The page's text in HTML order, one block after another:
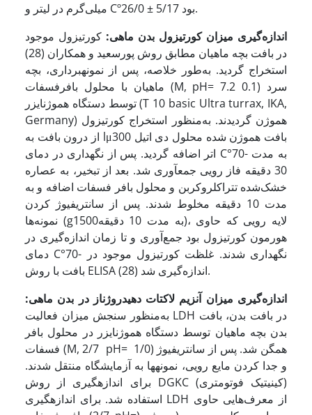
میلی‌گرم در لیتر و Cº26/0 ± 5/17 بود.
اندازه‌گیری میزان کورتیزول بدن ماهی: کورتیزول موجود
در بافت بچه ماهیان مطابق روش پورسعید و همکاران (28)
استخراج گردید. به‌طور خلاصه، پس از نمونه­برداری، بچه
ماهیان با محلول بافرفسفات (M, pH= 7.2 0.1) سرد
توسط دستگاه هموژنایزر (T 10 basic Ultra turrax, IKA,
Germany) هموژن گردیدند. به‌منظور استخراج کورتیزول
از درون بافت به lμ300 بافت هموژن شده محلول دی اتیل
اتر اضافه گردید. پس از نگهداری در دمای C°70- به مدت
30 دقیقه فاز رویی جمع­آوری شد. بعد از تبخیر، به عصاره
خشک‌شده تتراکلروکربن و محلول بافر فسفات اضافه و به
مدت 10 دقیقه مخلوط شدند. پس از سانتریفیوژ کردن
نمونه‌ها (g1500به مدت 10 دقیقه)، لایه رویی که حاوی
هورمون کورتیزول بود جمع‌آوری و تا زمان اندازه‌گیری در
دمای C°70- نگهداری شدند. غلظت کورتیزول موجود در
بافت با روش ELISA اندازه‌گیری شد (28).
اندازه‌گیری میزان آنزیم لاکتات دهیدروژناز در بدن ماهی:
به‌منظور سنجش میزان فعالیت LDH در بافت بدن، بافت
بدن بچه ماهیان توسط دستگاه هموژنایزر در محلول بافر
فسفات (M, 2/7 pH= 1/0) همگن شد. پس از سانتریفیوژ
و جدا کردن مایع رویی، نمونه­ها به آزمایشگاه منتقل شدند.
برای اندازه­گیری از روش DGKC (کینیتیک فوتومتری)
استفاده شد. برای اندازه­گیری LDH از معرف‌هایی حاوی